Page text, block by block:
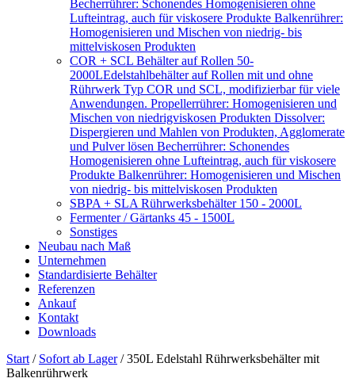
Becherrührer: Schonendes Homogenisieren ohne
Lufteintrag, auch für viskosere Produkte Balkenrührer:
Homogenisieren und Mischen von niedrig- bis
mittelviskosen Produkten
COR + SCL Behälter auf Rollen 50-
2000LEdelstahlbehälter auf Rollen mit und ohne
Rührwerk Typ COR und SCL, modifizierbar für viele
Anwendungen. Propellerrührer: Homogenisieren und
Mischen von niedrigviskosen Produkten Dissolver:
Dispergieren und Mahlen von Produkten, Agglomerate
und Pulver lösen Becherrührer: Schonendes
Homogenisieren ohne Lufteintrag, auch für viskosere
Produkte Balkenrührer: Homogenisieren und Mischen
von niedrig- bis mittelviskosen Produkten
SBPA + SLA Rührwerksbehälter 150 - 2000L
Fermenter / Gärtanks 45 - 1500L
Sonstiges
Neubau nach Maß
Unternehmen
Standardisierte Behälter
Referenzen
Ankauf
Kontakt
Downloads
Start / Sofort ab Lager/ 350L Edelstahl Rührwerksbehälter mit
Balkenrührwerk